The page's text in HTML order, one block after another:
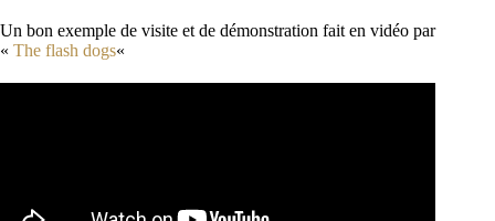
Un bon exemple de visite et de démonstration fait en vidéo par
« The flash dogs«